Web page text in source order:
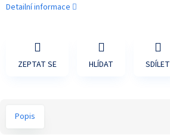
Detailní informace
ZEPTAT SE HLÍDAT SDÍLET
Popis